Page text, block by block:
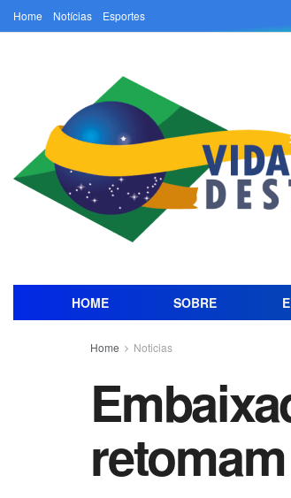
Home Notícias Esportes
HOME SOBRE
Home Noticias